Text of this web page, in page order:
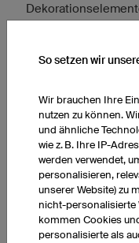
Yoga-Zimmers
Nutzen Sie
Klangschalen,
Räucherstäbchen.
Binden Sie
Teppiche oder
Installieren Sie
Yoga gern Musik
Pflanzensorgen
So setzen wir
Wir brauchen Ihre
nutzen zu können.
und ähnliche
wie z. B. Ihre IP-
werden verwendet,
personalisieren,
unserer Website) zu
nicht-personalisierte
kommen Cookies
personalisierte als